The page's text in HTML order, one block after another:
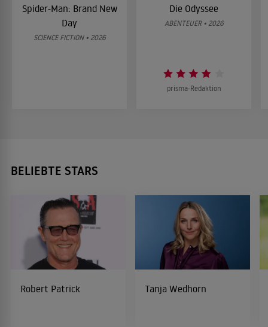
Spider-Man: Brand New
Day
SCIENCE FICTION • 2026
Die Odyssee
ABENTEUER • 2026
prisma-Redaktion
BELIEBTE STARS
Robert Patrick Tanja Wedhorn